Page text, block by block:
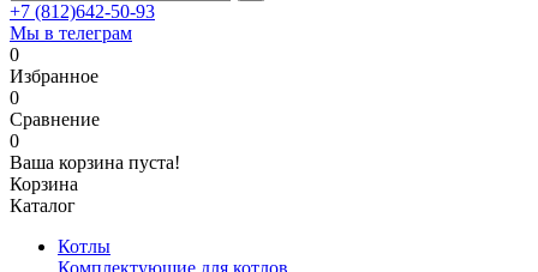
+7 (812)642-50-93
Мы в телеграм
0
Избранное
0
Сравнение
0
Ваша корзина пуста!
Корзина
Каталог
Котлы
Комплектующие для котлов